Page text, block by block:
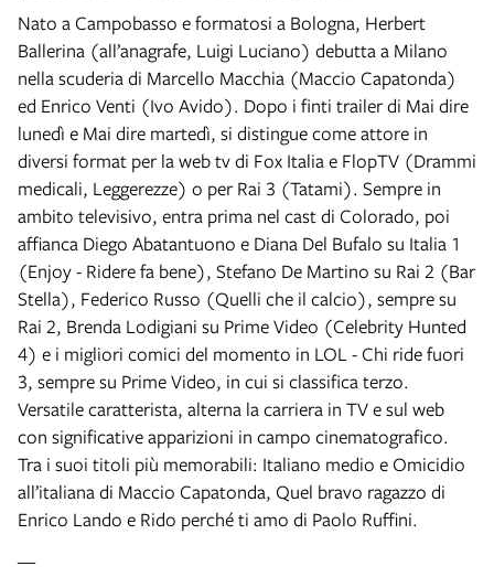
Nato a Campobasso e formatosi a Bologna, Herbert
Ballerina (all’anagrafe, Luigi Luciano) debutta a Milano
nella scuderia di Marcello Macchia (Maccio Capatonda)
ed Enrico Venti (Ivo Avido). Dopo i finti trailer di Mai dire
lunedì e Mai dire martedì, si distingue come attore in
diversi format per la web tv di Fox Italia e FlopTV (Drammi
medicali, Leggerezze) o per Rai 3 (Tatami). Sempre in
ambito televisivo, entra prima nel cast di Colorado, poi
affianca Diego Abatantuono e Diana Del Bufalo su Italia 1
(Enjoy - Ridere fa bene), Stefano De Martino su Rai 2 (Bar
Stella), Federico Russo (Quelli che il calcio), sempre su
Rai 2, Brenda Lodigiani su Prime Video (Celebrity Hunted
4) e i migliori comici del momento in LOL - Chi ride fuori
3, sempre su Prime Video, in cui si classifica terzo.
Versatile caratterista, alterna la carriera in TV e sul web
con significative apparizioni in campo cinematografico.
Tra i suoi titoli più memorabili: Italiano medio e Omicidio
all’italiana di Maccio Capatonda, Quel bravo ragazzo di
Enrico Lando e Rido perché ti amo di Paolo Ruffini.